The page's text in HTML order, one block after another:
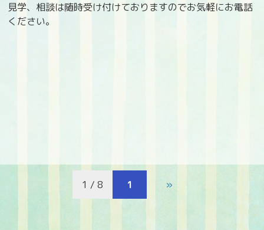
見学、相談は随時受け付けておりますのでお気軽にお電話
ください。
1 / 8 1 »